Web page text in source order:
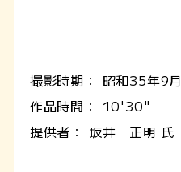
撮影時期： 昭和35年9月
作品時間： 10'30"
提供者： 坂井 正明 氏